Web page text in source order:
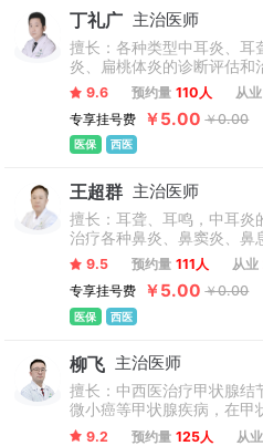
丁礼广 主治医师
擅长：各种类型中耳炎、耳
炎、扁桃体炎的诊断评估和
大、声带小结和息肉的诊断
9.6 预约量 110人 从业
专享挂号费
￥5.00 ￥0.00
医保 西医
王超群 主治医师
擅长：耳聋、耳鸣，中耳炎
治疗各种鼻炎、鼻窦炎、鼻
炎、腺样体肥大、慢性咽喉
特的诊疗方案；会厌恶性肿
等耳鼻喉疑难、复杂病例的
9.5 预约量 111人 从业
专享挂号费
￥5.00 ￥0.00
医保 西医
柳飞 主治医师
擅长：中西医治疗甲状腺结
微小癌等甲状腺疾病，在甲
解和丰富的经验。
9.2 预约量 125人 从业